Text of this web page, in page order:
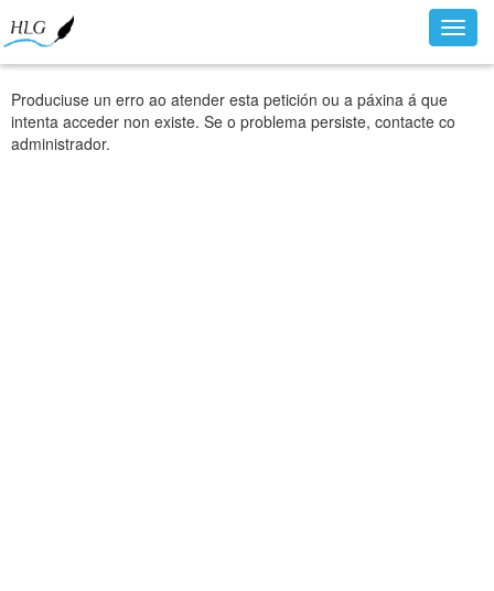
Produciuse un erro ao atender esta petición ou a páxina á que
intenta acceder non existe. Se o problema persiste, contacte co
administrador.